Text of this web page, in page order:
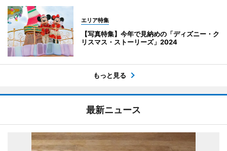
エリア特集
【写真特集】今年で見納めの「ディズニー・ク
リスマス・ストーリーズ」2024
もっと見る
最新ニュース